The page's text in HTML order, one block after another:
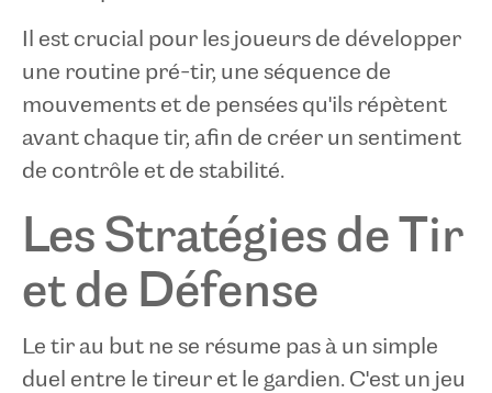
Il est crucial pour les joueurs de développer
une routine pré-tir, une séquence de
mouvements et de pensées qu'ils répètent
avant chaque tir, afin de créer un sentiment
de contrôle et de stabilité.
Les Stratégies de Tir
et de Défense
Le tir au but ne se résume pas à un simple
duel entre le tireur et le gardien. C'est un jeu